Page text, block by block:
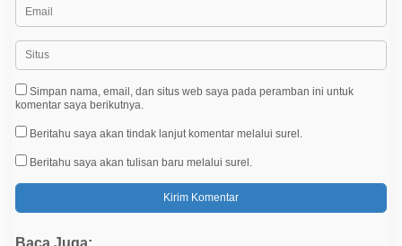
Simpan nama, email, dan situs web saya pada peramban ini untuk
komentar saya berikutnya.
Beritahu saya akan tindak lanjut komentar melalui surel.
Beritahu saya akan tulisan baru melalui surel.
Baca Juga: